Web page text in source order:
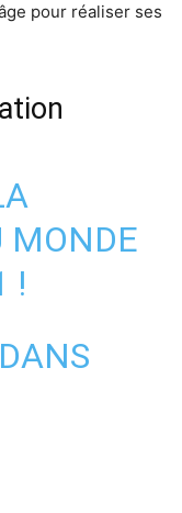
pour réaliser ses
MONDE
!